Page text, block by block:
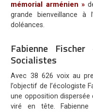
mémorial arménien »
grande bienveillance à
doléances.
Fabienne
Socialistes
Avec 38 626 voix au
l’objectif de l’écologiste
une opposition dispersée
viré en tête.